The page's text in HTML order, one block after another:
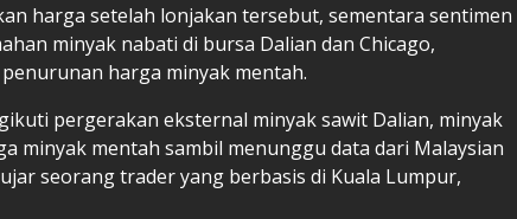
harga setelah lonjakan tersebut, sementara sentimen
minyak nabati di bursa Dalian dan Chicago,
harga minyak mentah.
pergerakan eksternal minyak sawit Dalian, minyak
minyak mentah sambil menunggu data dari Malaysian
ujar seorang trader yang berbasis di Kuala Lumpur,